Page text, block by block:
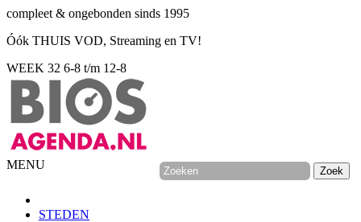
compleet & ongebonden sinds 1995
Óók THUIS VOD, Streaming en TV!
WEEK 32 6-8 t/m 12-8
MENU
STEDEN